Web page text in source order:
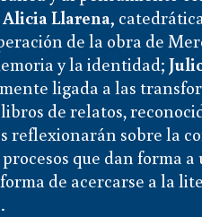
Alicia Llarena,
de la obra de
y la identidad;
ligada a las
de relatos,
reflexionarán sobre la
que dan forma a
de acercarse a la